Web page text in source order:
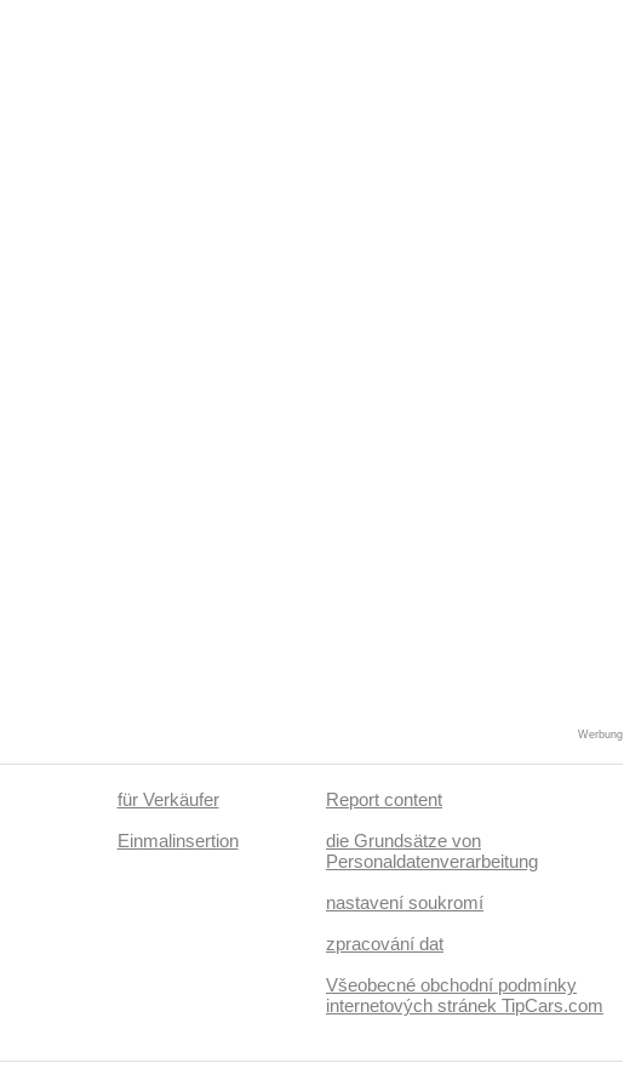
Werbung
für Verkäufer
Einmalinsertion
Report content
die Grundsätze von
Personaldatenverarbeitung
nastavení soukromí
zpracování dat
Všeobecné obchodní podmínky
internetových stránek TipCars.com